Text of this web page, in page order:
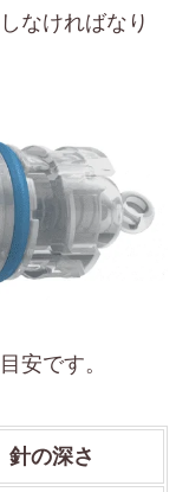
なければなり
安です。
針の深さ